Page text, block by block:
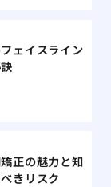
ェイスライン
正の魅力と知
きリスク